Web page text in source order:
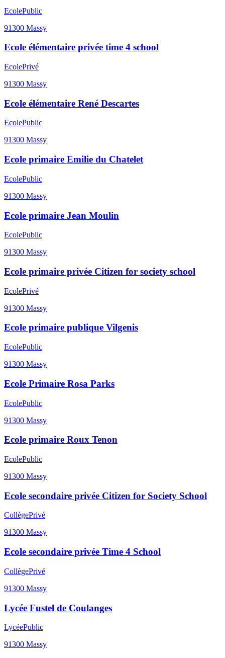
EcolePublic
91300 Massy
Ecole élémentaire privée time 4 school
EcolePrivé
91300 Massy
Ecole élémentaire René Descartes
EcolePublic
91300 Massy
Ecole primaire Emilie du Chatelet
EcolePublic
91300 Massy
Ecole primaire Jean Moulin
EcolePublic
91300 Massy
Ecole primaire privée Citizen for society school
EcolePrivé
91300 Massy
Ecole primaire publique Vilgenis
EcolePublic
91300 Massy
Ecole Primaire Rosa Parks
EcolePublic
91300 Massy
Ecole primaire Roux Tenon
EcolePublic
91300 Massy
Ecole secondaire privée Citizen for Society School
CollègePrivé
91300 Massy
Ecole secondaire privée Time 4 School
CollègePrivé
91300 Massy
Lycée Fustel de Coulanges
LycéePublic
91300 Massy